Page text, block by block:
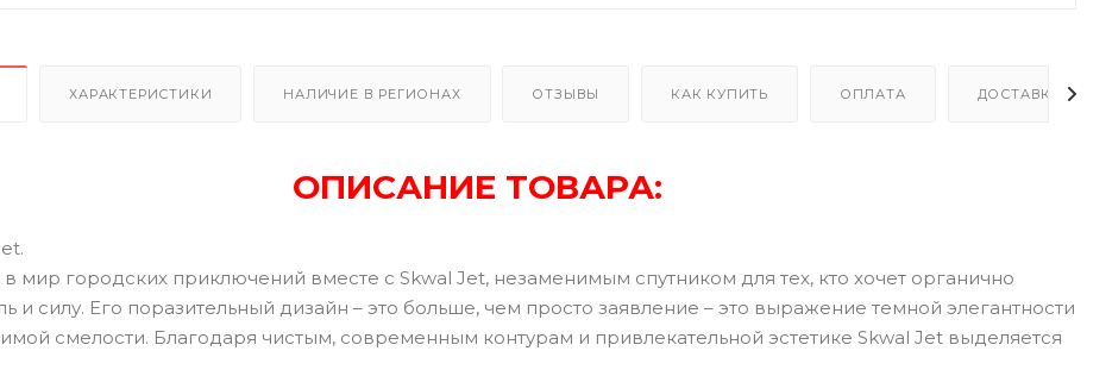
ХАРАКТЕРИСТИКИ НАЛИЧИЕ В РЕГИОНАХ ОТЗЫВЫ КАК КУПИТЬ ОПЛАТА ДОСТАВКА
ОПИСАНИЕ ТОВАРА:
в мир городских приключений вместе с Skwal Jet, незаменимым спутником для тех, кто хочет органично
и силу. Его поразительный дизайн – это больше, чем просто заявление – это выражение темной элегантности
смелости. Благодаря чистым, современным контурам и привлекательной эстетике Skwal Jet выделяется